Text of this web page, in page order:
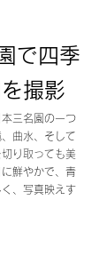
で四季
撮影
三名園の一つ
曲水、そして
り取っても美
鮮やかで、青
、写真映えす